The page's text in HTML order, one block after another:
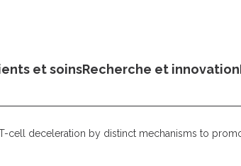
et soinsRecherche et innovation
cell deceleration by distinct mechanisms to